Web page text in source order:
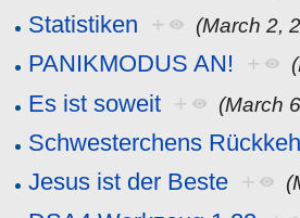
Statistiken + (March 2,
PANIKMODUS AN! +
Es ist soweit + (March
Schwesterchens
Jesus ist der Beste +